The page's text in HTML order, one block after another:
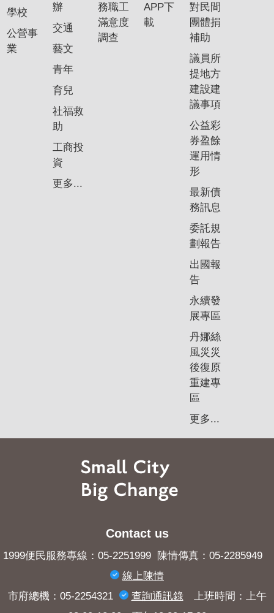
學校
公營事
業
辦
交通
藝文
青年
育兒
社福救
助
工商投
資
更多...
務職工
滿意度
調查
APP下
載
對民間
團體捐
補助
議員所
提地方
建設建
議事項
公益彩
券盈餘
運用情
形
最新債
務訊息
委託規
劃報告
出國報
告
永續發
展專區
丹娜絲
風災災
後復原
重建專
區
更多...
Contact us
1999便民服務專線：05-2251999 陳情傳真：05-2285949
線上陳情
市府總機：05-2254321
查詢​通訊錄上班時間：上午